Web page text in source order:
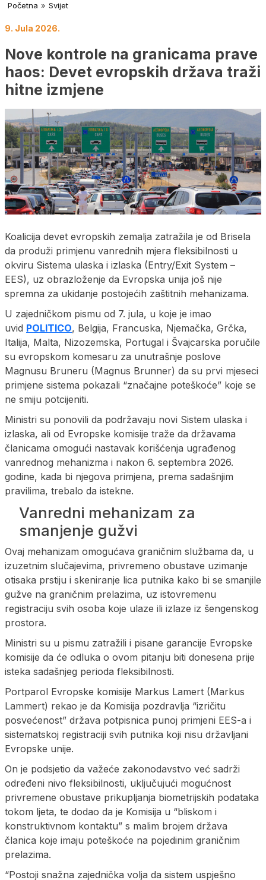
Početna » Svijet
9. Jula 2026.
Nove kontrole na granicama prave
haos: Devet evropskih država traži
hitne izmjene
Koalicija devet evropskih zemalja zatražila je od Brisela
da produži primjenu vanrednih mjera fleksibilnosti u
okviru Sistema ulaska i izlaska (Entry/Exit System –
EES), uz obrazloženje da Evropska unija još nije
spremna za ukidanje postojećih zaštitnih mehanizama.
U zajedničkom pismu od 7. jula, u koje je imao
uvid POLITICO, Belgija, Francuska, Njemačka, Grčka,
Italija, Malta, Nizozemska, Portugal i Švajcarska poručile
su evropskom komesaru za unutrašnje poslove
Magnusu Bruneru (Magnus Brunner) da su prvi mjeseci
primjene sistema pokazali “značajne poteškoće” koje se
ne smiju potcijeniti.
Ministri su ponovili da podržavaju novi Sistem ulaska i
izlaska, ali od Evropske komisije traže da državama
članicama omogući nastavak korišćenja ugrađenog
vanrednog mehanizma i nakon 6. septembra 2026.
godine, kada bi njegova primjena, prema sadašnjim
pravilima, trebalo da istekne.
Vanredni mehanizam za
smanjenje gužvi
Ovaj mehanizam omogućava graničnim službama da, u
izuzetnim slučajevima, privremeno obustave uzimanje
otisaka prstiju i skeniranje lica putnika kako bi se smanjile
gužve na graničnim prelazima, uz istovremenu
registraciju svih osoba koje ulaze ili izlaze iz šengenskog
prostora.
Ministri su u pismu zatražili i pisane garancije Evropske
komisije da će odluka o ovom pitanju biti donesena prije
isteka sadašnjeg perioda fleksibilnosti.
Portparol Evropske komisije Markus Lamert (Markus
Lammert) rekao je da Komisija pozdravlja “izričitu
posvećenost” država potpisnica punoj primjeni EES-a i
sistematskoj registraciji svih putnika koji nisu državljani
Evropske unije.
On je podsjetio da važeće zakonodavstvo već sadrži
određeni nivo fleksibilnosti, uključujući mogućnost
privremene obustave prikupljanja biometrijskih podataka
tokom ljeta, te dodao da je Komisija u “bliskom i
konstruktivnom kontaktu” s malim brojem država
članica koje imaju poteškoće na pojedinim graničnim
prelazima.
“Postoji snažna zajednička volja da sistem uspješno